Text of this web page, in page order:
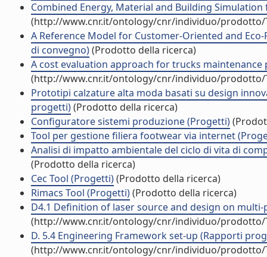
Combined Energy, Material and Building
(http://www.cnr.it/ontology/cnr/individuo/prodotto/
A Reference Model for Customer-Oriented and
di convegno)(Prodotto della ricerca)
A cost evaluation approach for trucks
(http://www.cnr.it/ontology/cnr/individuo/prodotto/
Prototipi calzature alta moda basati su design
progetti)(Prodotto della ricerca)
Configuratore sistemi produzione (Progetti)
Tool per gestione filiera footwear via internet
Analisi di impatto ambientale del ciclo di vita di
(Prodotto della ricerca)
Cec Tool (Progetti)(Prodotto della ricerca)
Rimacs Tool (Progetti)(Prodotto della ricerca)
D4.1 Definition of laser source and design on
(http://www.cnr.it/ontology/cnr/individuo/prodotto/
D. 5.4 Engineering Framework set-up (Rapporti
(http://www.cnr.it/ontology/cnr/individuo/prodotto/